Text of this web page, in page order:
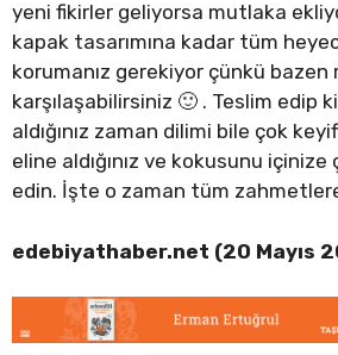
yeni fikirler geliyorsa mutlaka
kapak tasarımına kadar tüm
korumanız gerekiyor çünkü bazen
karşılaşabilirsiniz 🙂 . Teslim edip
aldığınız zaman dilimi bile çok
eline aldığınız ve kokusunu
edin. İşte o zaman tüm
edebiyathaber.net (20 Mayıs